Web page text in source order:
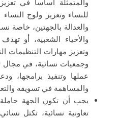
والمتمثلة أساسا في
للنساء وتعزيز ولوج
والعدالة بالجهتين، خاصة
والأحياء الشعبية، أو
وتعزيز مهارات التنظيمات
وجمعيات نسائية، في مجال
عملها وتنفيذ برامجها،
والمساهمة في تسويقه
يجب أن تكون الجهة
تعاونية نسائية، تكتل